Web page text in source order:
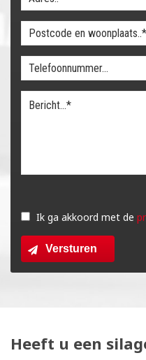
dit
veld
leeg
Ik ga akkoord met de
Versturen
Heeft u een